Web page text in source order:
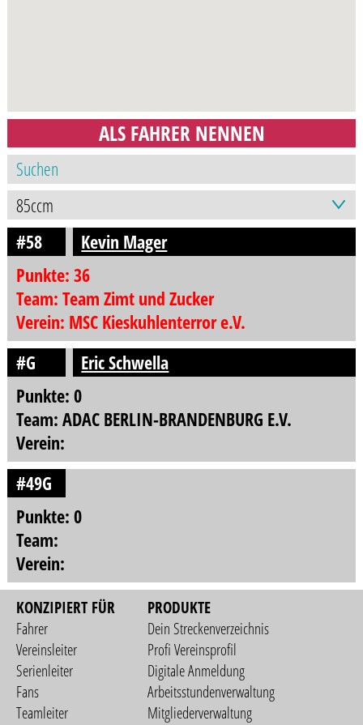
ALS FAHRER NENNEN
#58
Kevin Mager
Punkte: 36
Team: Team Zimt und Zucker
Verein: MSC Kieskuhlenterror e.V.
#G
Eric Schwella
Punkte: 0
Team: ADAC BERLIN-BRANDENBURG E.V.
Verein:
#49G
Punkte: 0
Team:
Verein:
KONZIPIERT FÜR
Fahrer
Vereinsleiter
Serienleiter
Fans
Teamleiter
PRODUKTE
Dein Streckenverzeichnis
Profi Vereinsprofil
Digitale Anmeldung
Arbeitsstundenverwaltung
Mitgliederverwaltung